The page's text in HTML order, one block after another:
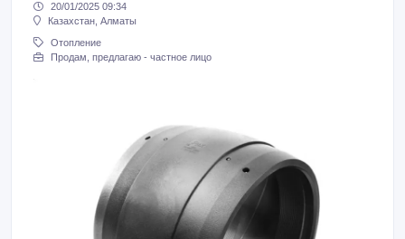
20/01/2025 09:34
Казахстан, Алматы
Отопление
Продам, предлагаю - частное лицо